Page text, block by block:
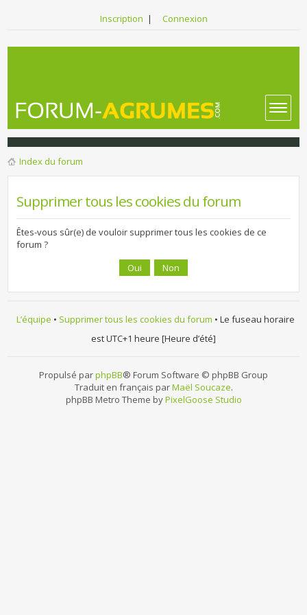
Inscription | Connexion
Index du forum
Supprimer tous les cookies du forum
Êtes-vous sûr(e) de vouloir supprimer tous les cookies de ce
forum ?
L’équipe • Supprimer tous les cookies du forum • Le fuseau horaire
est UTC+1 heure [Heure d’été]
Propulsé parphpBB® Forum Software © phpBB Group
Traduit en français parMaël Soucaze.
phpBB Metro Theme byPixelGoose Studio